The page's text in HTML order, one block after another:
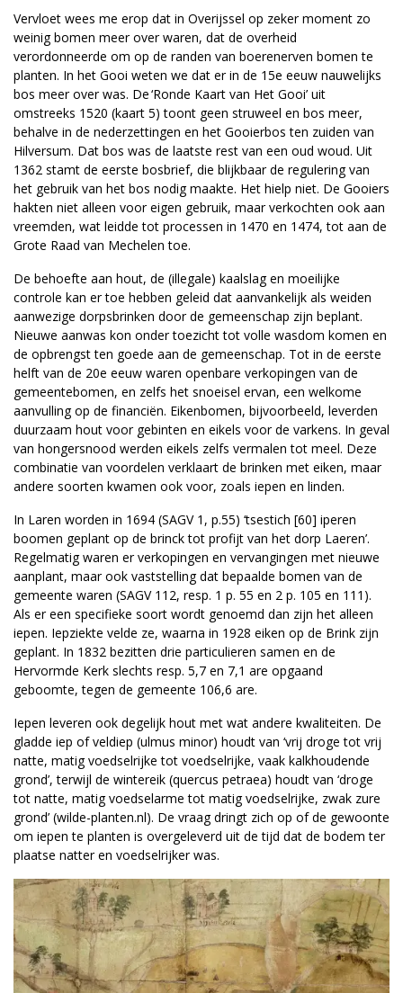
Vervloet wees me erop dat in Overijssel op zeker moment zo
weinig bomen meer over waren, dat de overheid
verordonneerde om op de randen van boerenerven bomen te
planten. In het Gooi weten we dat er in de 15e eeuw nauwelijks
bos meer over was. De ‘Ronde Kaart van Het Gooi’ uit
omstreeks 1520 (kaart 5) toont geen struweel en bos meer,
behalve in de nederzettingen en het Gooierbos ten zuiden van
Hilversum. Dat bos was de laatste rest van een oud woud. Uit
1362 stamt de eerste bosbrief, die blijkbaar de regulering van
het gebruik van het bos nodig maakte. Het hielp niet. De Gooiers
hakten niet alleen voor eigen gebruik, maar verkochten ook aan
vreemden, wat leidde tot processen in 1470 en 1474, tot aan de
Grote Raad van Mechelen toe.
De behoefte aan hout, de (illegale) kaalslag en moeilijke
controle kan er toe hebben geleid dat aanvankelijk als weiden
aanwezige dorpsbrinken door de gemeenschap zijn beplant.
Nieuwe aanwas kon onder toezicht tot volle wasdom komen en
de opbrengst ten goede aan de gemeenschap. Tot in de eerste
helft van de 20e eeuw waren openbare verkopingen van de
gemeentebomen, en zelfs het snoeisel ervan, een welkome
aanvulling op de financiën. Eikenbomen, bijvoorbeeld, leverden
duurzaam hout voor gebinten en eikels voor de varkens. In geval
van hongersnood werden eikels zelfs vermalen tot meel. Deze
combinatie van voordelen verklaart de brinken met eiken, maar
andere soorten kwamen ook voor, zoals iepen en linden.
In Laren worden in 1694 (SAGV 1, p.55) ‘tsestich [60] iperen
boomen geplant op de brinck tot profijt van het dorp Laeren’.
Regelmatig waren er verkopingen en vervangingen met nieuwe
aanplant, maar ook vaststelling dat bepaalde bomen van de
gemeente waren (SAGV 112, resp. 1 p. 55 en 2 p. 105 en 111).
Als er een specifieke soort wordt genoemd dan zijn het alleen
iepen. Iepziekte velde ze, waarna in 1928 eiken op de Brink zijn
geplant. In 1832 bezitten drie particulieren samen en de
Hervormde Kerk slechts resp. 5,7 en 7,1 are opgaand
geboomte, tegen de gemeente 106,6 are.
Iepen leveren ook degelijk hout met wat andere kwaliteiten. De
gladde iep of veldiep (ulmus minor) houdt van ‘vrij droge tot vrij
natte, matig voedselrijke tot voedselrijke, vaak kalkhoudende
grond’, terwijl de wintereik (quercus petraea) houdt van ‘droge
tot natte, matig voedselarme tot matig voedselrijke, zwak zure
grond’ (wilde-planten.nl). De vraag dringt zich op of de gewoonte
om iepen te planten is overgeleverd uit de tijd dat de bodem ter
plaatse natter en voedselrijker was.